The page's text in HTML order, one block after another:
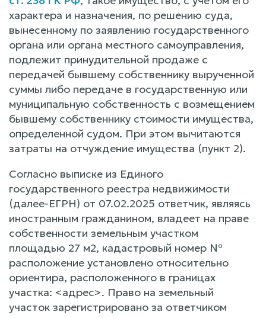
характера и назначения, по решению суда,
вынесенному по заявлению государственного
органа или органа местного самоуправления,
подлежит принудительной продаже с
передачей бывшему собственнику вырученной
суммы либо передаче в государственную или
муниципальную собственность с возмещением
бывшему собственнику стоимости имущества,
определенной судом. При этом вычитаются
затраты на отчуждение имущества (пункт 2).
Согласно выписке из Единого
государственного реестра недвижимости
(далее-ЕГРН) от 07.02.2025 ответчик, являясь
иностранным гражданином, владеет на праве
собственности земельным участком
площадью 27 м2, кадастровый номер №
расположение установлено относительно
ориентира, расположенного в границах
участка: <адрес>. Право на земельный
участок зарегистрировано за ответчиком